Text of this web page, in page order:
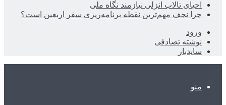
احیای تالاب انزلی نیازمند نگاه ملی
چرا نجف مهم‌ترین نقطه برنامه‌ریزی سفر اربعین است؟
ورود
نوشته تصادفی
سایدبار
منو